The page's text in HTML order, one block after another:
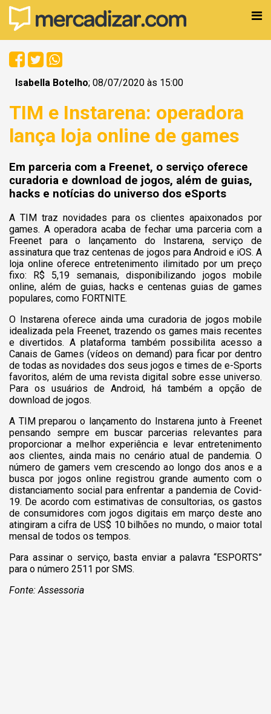
Isabella Botelho; 08/07/2020 às 15:00
TIM e Instarena: operadora
lança loja online de games
Em parceria com a Freenet, o serviço oferece
curadoria e download de jogos, além de guias,
hacks e notícias do universo dos eSports
A TIM traz novidades para os clientes apaixonados por
games. A operadora acaba de fechar uma parceria com a
Freenet para o lançamento do Instarena, serviço de
assinatura que traz centenas de jogos para Android e iOS. A
loja online oferece entretenimento ilimitado por um preço
fixo: R$ 5,19 semanais, disponibilizando jogos mobile
online, além de guias, hacks e centenas guias de games
populares, como FORTNITE.
O Instarena oferece ainda uma curadoria de jogos mobile
idealizada pela Freenet, trazendo os games mais recentes
e divertidos. A plataforma também possibilita acesso a
Canais de Games (vídeos on demand) para ficar por dentro
de todas as novidades dos seus jogos e times de e-Sports
favoritos, além de uma revista digital sobre esse universo.
Para os usuários de Android, há também a opção de
download de jogos.
A TIM preparou o lançamento do Instarena junto à Freenet
pensando sempre em buscar parcerias relevantes para
proporcionar a melhor experiência e levar entretenimento
aos clientes, ainda mais no cenário atual de pandemia. O
número de gamers vem crescendo ao longo dos anos e a
busca por jogos online registrou grande aumento com o
distanciamento social para enfrentar a pandemia de Covid-
19. De acordo com estimativas de consultorias, os gastos
de consumidores com jogos digitais em março deste ano
atingiram a cifra de US$ 10 bilhões no mundo, o maior total
mensal de todos os tempos.
Para assinar o serviço, basta enviar a palavra “ESPORTS”
para o número 2511 por SMS.
Fonte: Assessoria